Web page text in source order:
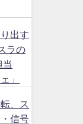
出す
ラの
当
」
、ス
信号